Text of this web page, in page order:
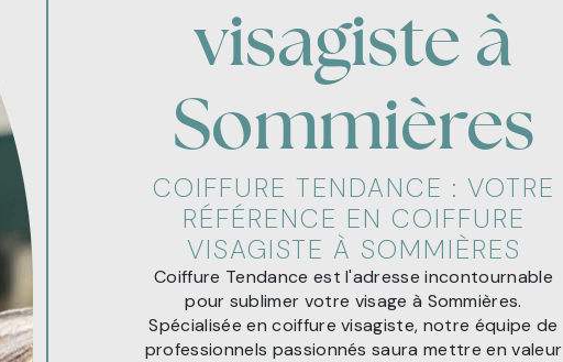
visagiste à
Sommières
COIFFURE TENDANCE : VOTRE
RÉFÉRENCE EN COIFFURE
VISAGISTE À SOMMIÈRES
Coiffure Tendance est l'adresse incontournable
pour sublimer votre visage à Sommières.
Spécialisée en coiffure visagiste, notre équipe de
professionnels passionnés saura mettre en valeur